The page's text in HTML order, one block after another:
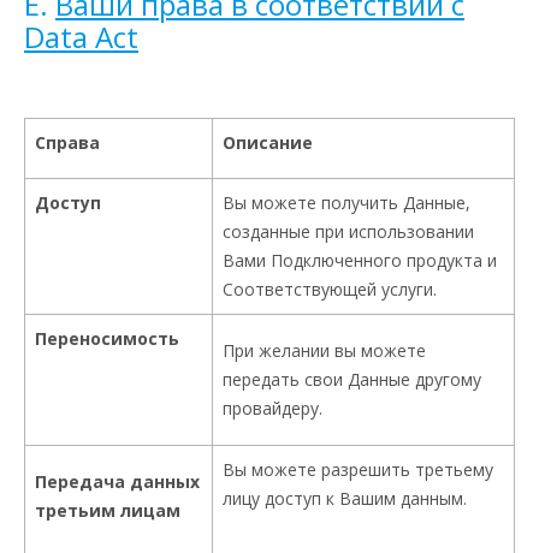
Data Act
Справа Описание
Доступ
Вы можете получить Данные,
созданные при использовании
Вами Подключенного продукта и
Соответствующей услуги.
Переносимость
При желании вы можете
передать свои Данные другому
провайдеру.
Передача данных
третьим лицам
Вы можете разрешить третьему
лицу доступ к Вашим данным.